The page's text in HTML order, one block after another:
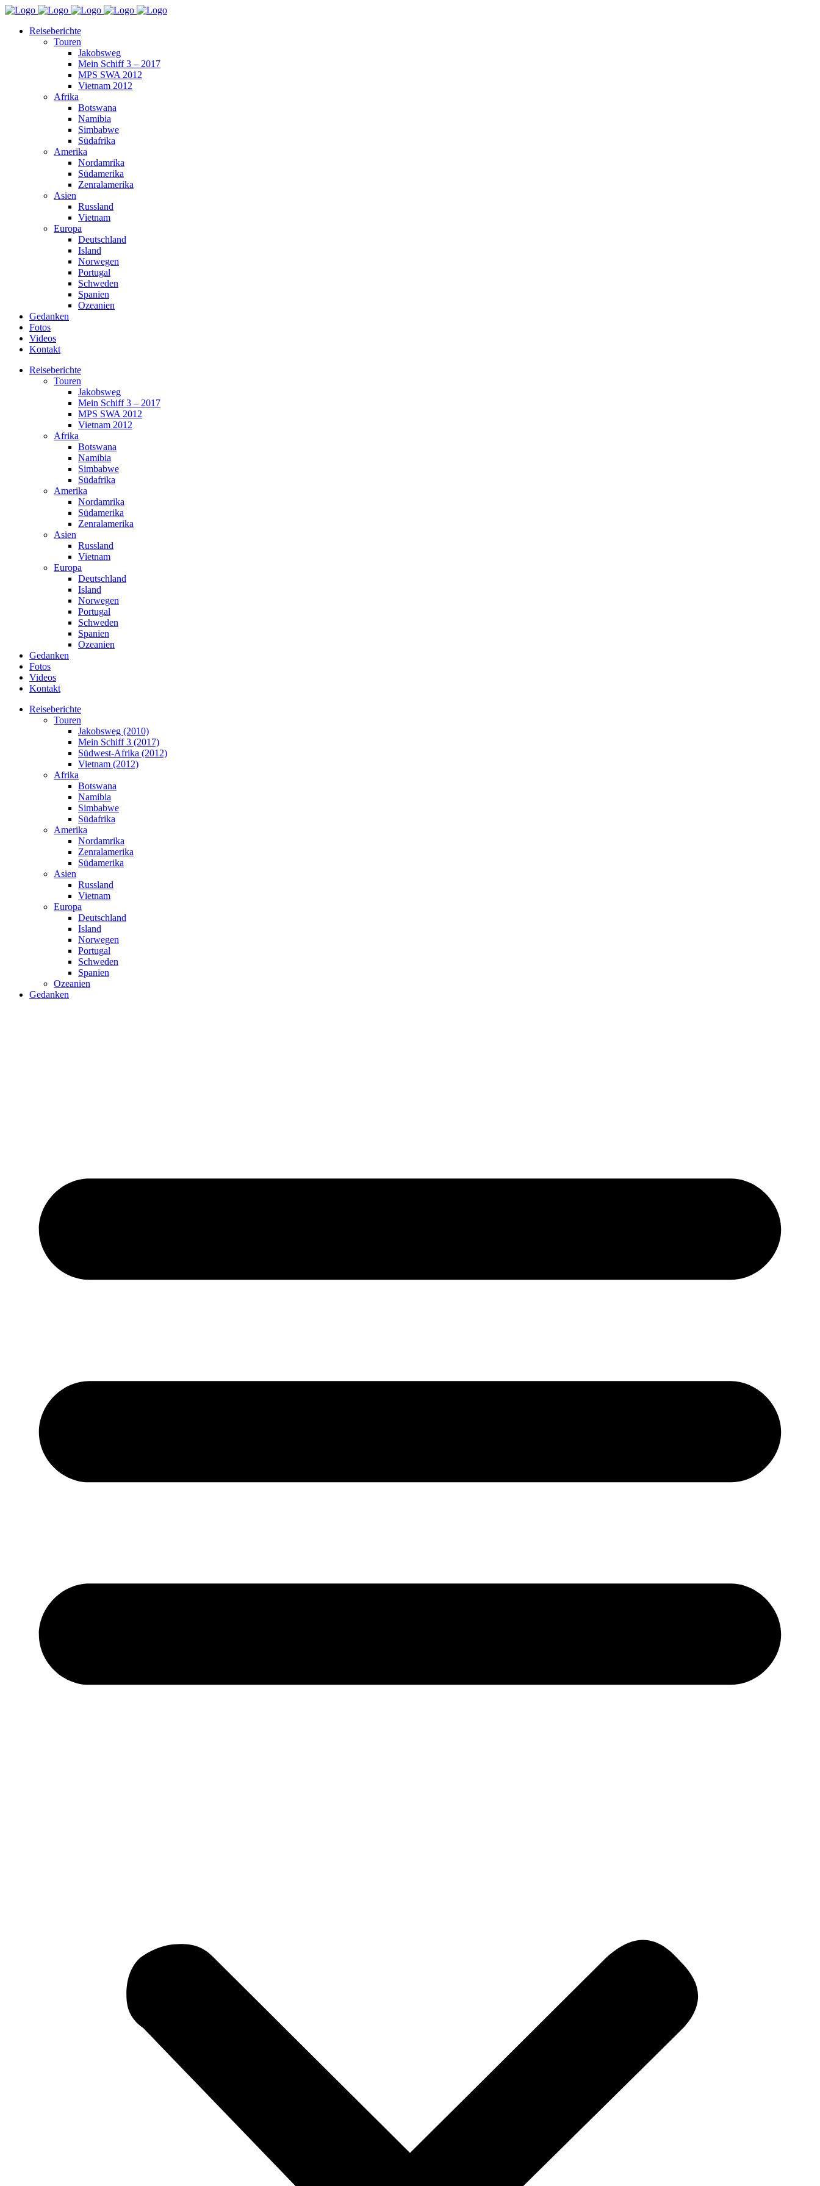
Reiseberichte
Touren
Jakobsweg
Mein Schiff 3 – 2017
MPS SWA 2012
Vietnam 2012
Afrika
Botswana
Namibia
Simbabwe
Südafrika
Amerika
Nordamrika
Südamerika
Zenralamerika
Asien
Russland
Vietnam
Europa
Deutschland
Island
Norwegen
Portugal
Schweden
Spanien
Ozeanien
Gedanken
Fotos
Videos
Kontakt
Reiseberichte
Touren
Jakobsweg
Mein Schiff 3 – 2017
MPS SWA 2012
Vietnam 2012
Afrika
Botswana
Namibia
Simbabwe
Südafrika
Amerika
Nordamrika
Südamerika
Zenralamerika
Asien
Russland
Vietnam
Europa
Deutschland
Island
Norwegen
Portugal
Schweden
Spanien
Ozeanien
Gedanken
Fotos
Videos
Kontakt
Reiseberichte
Touren
Jakobsweg (2010)
Mein Schiff 3 (2017)
Südwest-Afrika (2012)
Vietnam (2012)
Afrika
Botswana
Namibia
Simbabwe
Südafrika
Amerika
Nordamrika
Zenralamerika
Südamerika
Asien
Russland
Vietnam
Europa
Deutschland
Island
Norwegen
Portugal
Schweden
Spanien
Ozeanien
Gedanken